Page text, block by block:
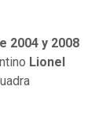
2004 y 2008
Lionel